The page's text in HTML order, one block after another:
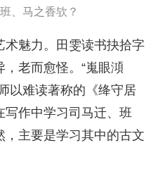
、马之香欤？
术魅力。田雯读书抉拾字
老而愈怪。“嵬眼澒
以难读著称的《绛守居
写作中学习司马迁、班
，主要是学习其中的古文